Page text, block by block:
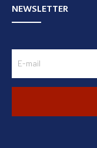
NEWSLETTER